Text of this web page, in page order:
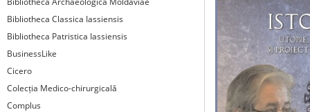
Bibliotheca Classica Iassiensis
Bibliotheca Patristica Iassiensis
BusinessLike
Cicero
Colecția Medico-chirurgicală
Complus